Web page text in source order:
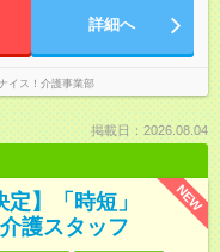
詳細へ
イス！介護事業部
掲載日：2026.08.04
NEW
】「時短」
護スタッフ